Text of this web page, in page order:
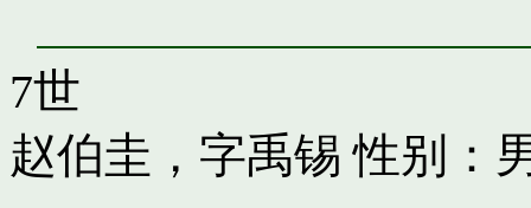
7世
赵伯圭，字禹锡 性别：